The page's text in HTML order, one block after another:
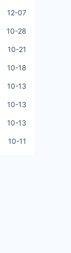
12-07
10-28
10-21
10-18
10-13
10-13
10-13
10-11